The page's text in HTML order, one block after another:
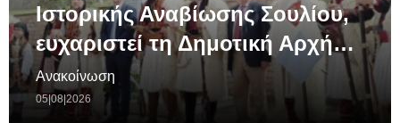
Ιστορικής Αναβίωσης Σουλίου,
ευχαριστεί τη Δημοτική Αρχή…
Ανακοίνωση
05|08|2026